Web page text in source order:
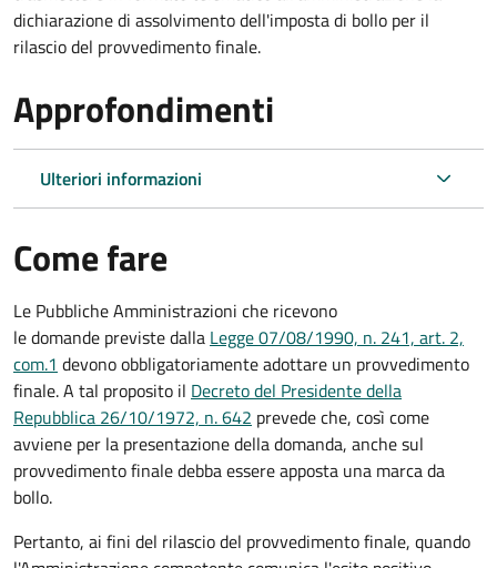
dichiarazione di assolvimento dell'imposta di bollo per il
rilascio del provvedimento finale.
Approfondimenti
Ulteriori informazioni
Come fare
Le Pubbliche Amministrazioni che ricevono
le domande previste dalla Legge 07/08/1990, n. 241, art. 2,
com.1 devono obbligatoriamente adottare un provvedimento
finale. A tal proposito il Decreto del Presidente della
Repubblica 26/10/1972, n. 642 prevede che, così come
avviene per la presentazione della domanda, anche sul
provvedimento finale debba essere apposta una marca da
bollo.
Pertanto, ai fini del rilascio del provvedimento finale, quando